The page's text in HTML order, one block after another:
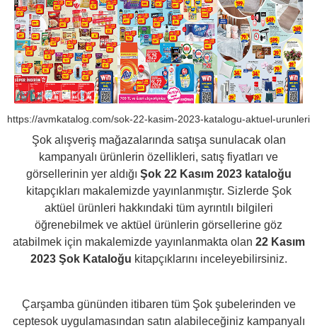
https://avmkatalog.com/sok-22-kasim-2023-katalogu-aktuel-urunleri
Şok alışveriş mağazalarında satışa sunulacak olan
kampanyalı ürünlerin özellikleri, satış fiyatları ve
görsellerinin yer aldığı Şok 22 Kasım 2023 kataloğu
kitapçıkları makalemizde yayınlanmıştır. Sizlerde Şok
aktüel ürünleri hakkındaki tüm ayrıntılı bilgileri
öğrenebilmek ve aktüel ürünlerin görsellerine göz
atabilmek için makalemizde yayınlanmakta olan 22 Kasım
2023 Şok Kataloğu kitapçıklarını inceleyebilirsiniz.
Çarşamba gününden itibaren tüm Şok şubelerinden ve
ceptesok uygulamasından satın alabileceğiniz kampanyalı